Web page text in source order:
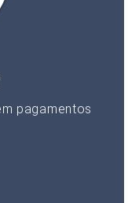
pagamentos